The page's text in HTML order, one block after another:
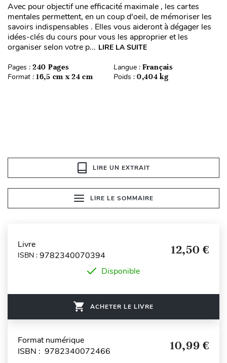
Avec pour objectif une efficacité maximale , les cartes
mentales permettent, en un coup d'oeil, de mémoriser les
savoirs indispensables . Elles vous aideront à dégager les
idées-clés du cours pour vous les approprier et les
organiser selon votre p... LIRE LA SUITE
Pages : 240 Pages Langue : Français
Format : 16,5 cm x 24 cm Poids : 0,404 kg
LIRE UN EXTRAIT
LIRE LE SOMMAIRE
Livre
ISBN : 9782340070394 12,50 €
Disponible
ACHETER LE LIVRE
Format numérique
ISBN : 9782340072466
10,99 €